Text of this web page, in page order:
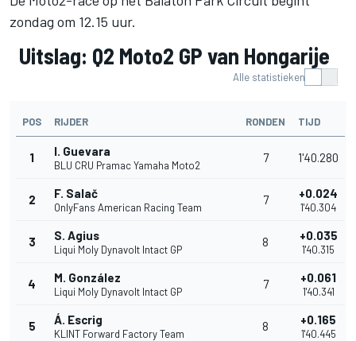
zondag om 12.15 uur.
Uitslag: Q2 Moto2 GP van Hongarije
Alle statistieken
POS RIJDER RONDEN TIJD
1 I. Guevara
BLU CRU Pramac Yamaha Moto2
7 1'40.280
2 F. Salač
OnlyFans American Racing Team
7 +0.024
1'40.304
3 S. Agius
Liqui Moly Dynavolt Intact GP
8 +0.035
1'40.315
4 M. González
Liqui Moly Dynavolt Intact GP
7 +0.061
1'40.341
5 Á. Escrig
KLINT Forward Factory Team
8 +0.165
1'40.445